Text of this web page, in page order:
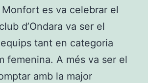
Monfort es va celebrar el
d’Ondara va ser el
tant en categoria
femenina. A més va ser el
amb la major